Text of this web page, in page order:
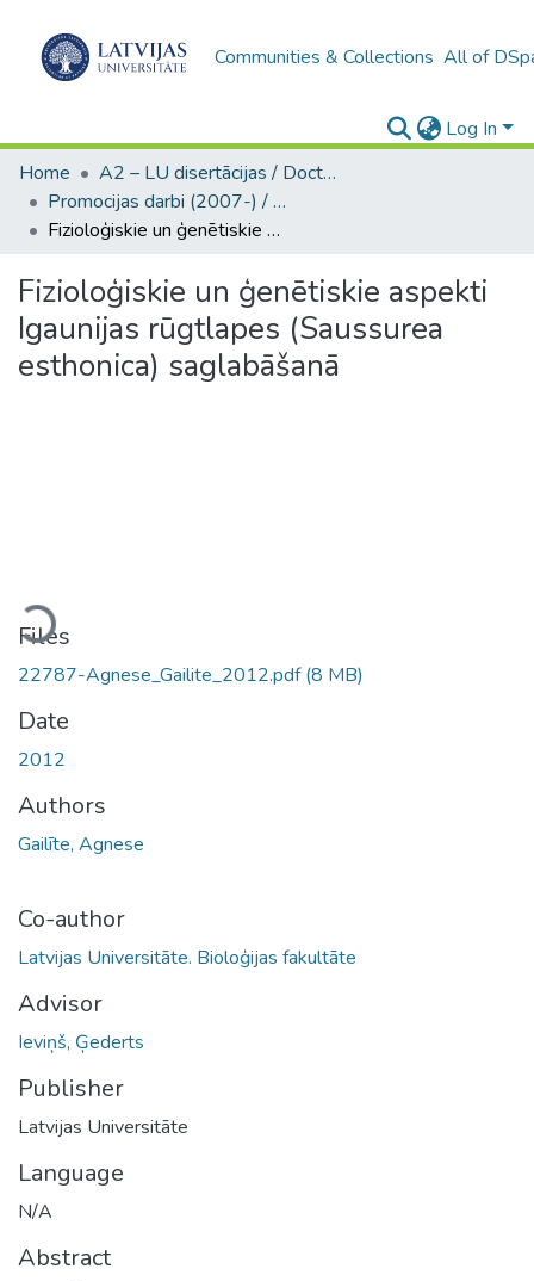
Communities & Collections All of
Log In
Home
A2 – LU disertācijas / Doctoral theses UL
Promocijas darbi (2007-) / Theses PhD
Fizioloģiskie un ģenētiskie aspekti Igaunijas rūgtlapes (Saussurea esthonica) saglabāšanā
Fizioloģiskie un ģenētiskie aspekti
Igaunijas rūgtlapes (Saussurea
esthonica) saglabāšanā
Loading...
Files
22787-Agnese_Gailite_2012.pdf(8 MB)
Date
2012
Authors
Gailīte, Agnese
Co-author
Latvijas Universitāte. Bioloģijas fakultāte
Advisor
Ieviņš, Ģederts
Publisher
Latvijas Universitāte
Language
N/A
Abstract